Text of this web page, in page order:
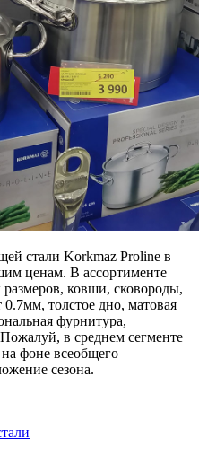
стали Korkmaz Proline в
ценам. В ассортименте
ковши, сковороды,
толстое дно, матовая
фурнитура,
в среднем сегменте
фоне всеобщего
сезона.